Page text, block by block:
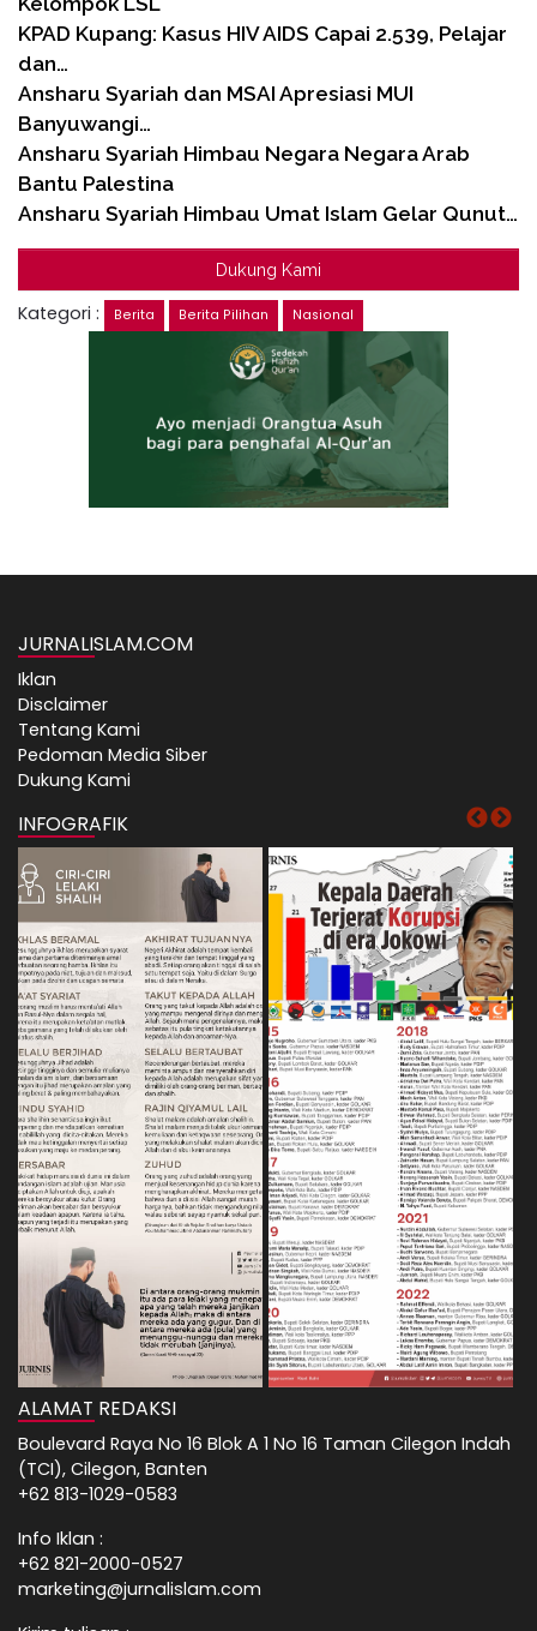
KPAD Kupang: Kasus HIV AIDS Capai 2.539, Pelajar
dan…
Ansharu Syariah dan MSAI Apresiasi MUI
Banyuwangi…
Ansharu Syariah Himbau Negara Negara Arab
Bantu Palestina
Ansharu Syariah Himbau Umat Islam Gelar Qunut…
Dukung Kami
Kategori : Berita Berita Pilihan Nasional
JURNALISLAM.COM
Iklan
Disclaimer
Tentang Kami
Pedoman Media Siber
Dukung Kami
INFOGRAFIK
ALAMAT REDAKSI
Boulevard Raya No 16 Blok A 1 No 16 Taman Cilegon Indah
(TCI), Cilegon, Banten
+62 813-1029-0583
Info Iklan :
+62 821-2000-0527
marketing@jurnalislam.com